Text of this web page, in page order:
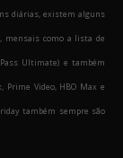
diárias, existem alguns
mensais como a lista de
Ultimate) e também
Video, HBO Max e
também sempre são